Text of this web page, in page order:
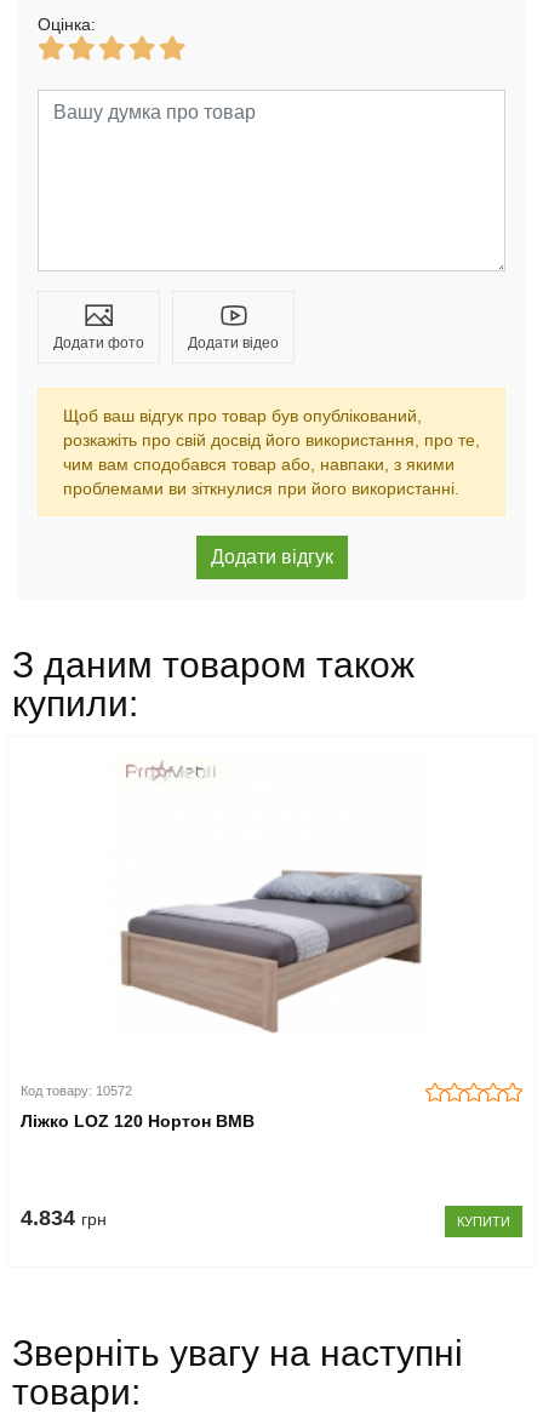
Оцінка:
Додати фото Додати відео
Щоб ваш відгук про товар був опублікований,
розкажіть про свій досвід його використання, про те,
чим вам сподобався товар або, навпаки, з якими
проблемами ви зіткнулися при його використанні.
З даним товаром також
купили:
Код товару: 10572
Ліжко LOZ 120 Нортон ВМВ
4.834 грн КУПИТИ
Зверніть увагу на наступні
товари: